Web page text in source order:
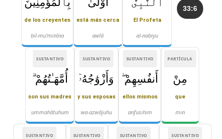
33:6
El Profeta
al-nabiyu
está más cerca
awlā
de los creyentes
bil-mu'minīna
PARTÍCULA
مِنْ
que
min
SUSTANTIVO
أَنفُسِهِمْ ۖ
ellos mismos
anfusihim
SUSTANTIVO
وَأَزْوَٰجُهُۥٓ
y sus esposas
wa-azwājuhu
SUSTANTIVO
أُمَّهَـٰتُهُمْ ۗ
son sus madres
ummahātuhum
SUSTANTIVO
SUSTANTIVO
SUSTANTIVO
SUSTANTIVO